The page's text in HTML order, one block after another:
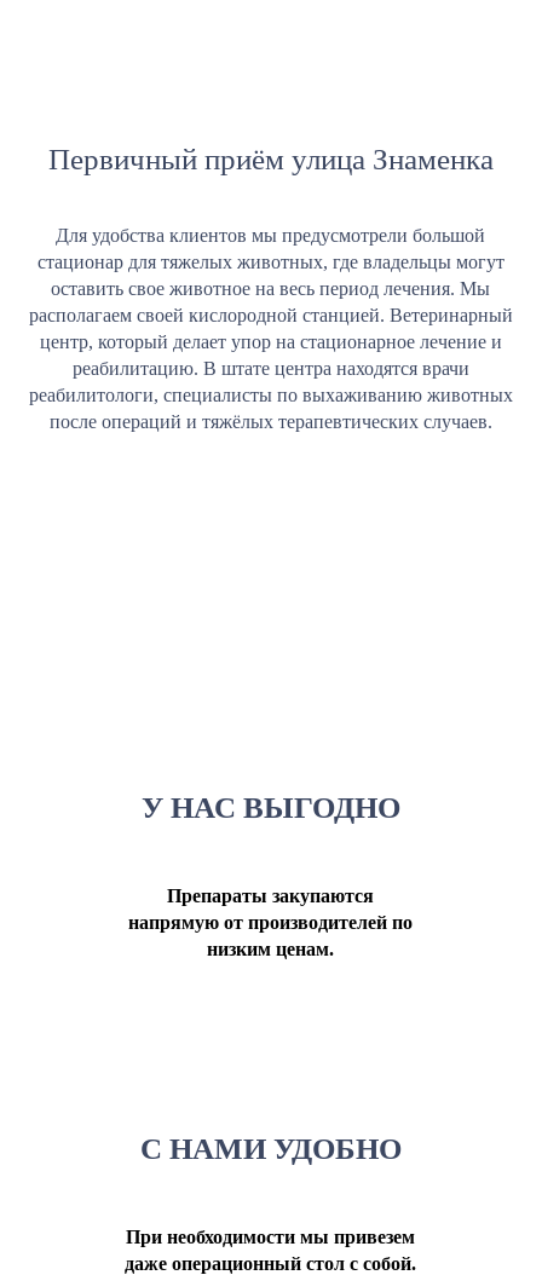
Первичный приём улица Знаменка
Для удобства клиентов мы предусмотрели большой
стационар для тяжелых животных, где владельцы могут
оставить свое животное на весь период лечения. Мы
располагаем своей кислородной станцией. Ветеринарный
центр, который делает упор на стационарное лечение и
реабилитацию. В штате центра находятся врачи
реабилитологи, специалисты по выхаживанию животных
после операций и тяжёлых терапевтических случаев.
У НАС ВЫГОДНО
Препараты закупаются
напрямую от производителей по
низким ценам.
С НАМИ УДОБНО
При необходимости мы привезем
даже операционный стол с собой.